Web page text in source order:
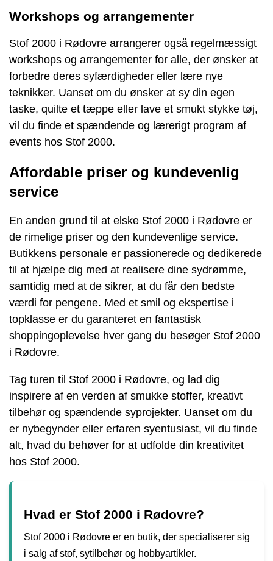
Workshops og arrangementer
Stof 2000 i Rødovre arrangerer også regelmæssigt
workshops og arrangementer for alle, der ønsker at
forbedre deres syfærdigheder eller lære nye
teknikker. Uanset om du ønsker at sy din egen
taske, quilte et tæppe eller lave et smukt stykke tøj,
vil du finde et spændende og lærerigt program af
events hos Stof 2000.
Affordable priser og kundevenlig
service
En anden grund til at elske Stof 2000 i Rødovre er
de rimelige priser og den kundevenlige service.
Butikkens personale er passionerede og dedikerede
til at hjælpe dig med at realisere dine sydrømme,
samtidig med at de sikrer, at du får den bedste
værdi for pengene. Med et smil og ekspertise i
topklasse er du garanteret en fantastisk
shoppingoplevelse hver gang du besøger Stof 2000
i Rødovre.
Tag turen til Stof 2000 i Rødovre, og lad dig
inspirere af en verden af smukke stoffer, kreativt
tilbehør og spændende syprojekter. Uanset om du
er nybegynder eller erfaren syentusiast, vil du finde
alt, hvad du behøver for at udfolde din kreativitet
hos Stof 2000.
Hvad er Stof 2000 i Rødovre?
Stof 2000 i Rødovre er en butik, der specialiserer sig
i salg af stof, sytilbehør og hobbyartikler.